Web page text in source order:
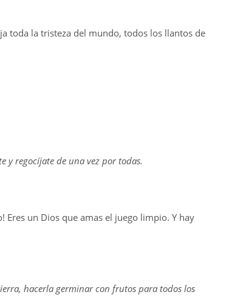
toda la tristeza del mundo, todos los llantos de
y regocíjate de una vez por todas.
un Dios que amas el juego limpio. Y hay
hacerla germinar con frutos para todos los